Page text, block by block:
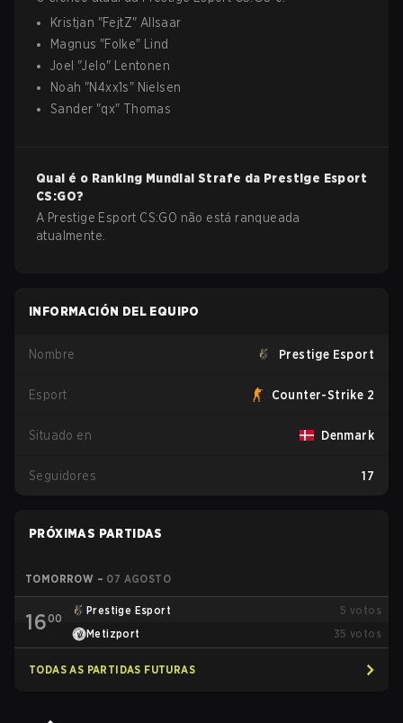
Kristjan "FejtZ" Allsaar
Magnus "Folke"
Lind
Joel "Jelo"
Lentonen
Noah "N4xx1s" Nielsen
Sander "qx" Thomas
Qual é o Ranking Mundial Strafe da Prestige Esport
CS:GO?
A Prestige Esport CS:GO não está ranqueada
atualmente.
INFORMACIÓN DEL EQUIPO
Nombre Prestige Esport
Esport Counter-Strike 2
Situado en Denmark
Seguidores 17
PRÓXIMAS PARTIDAS
TOMORROW – 07 AGOSTO
1600
Prestige Esport 5 votos
Metizport
35 votos
TODAS AS PARTIDAS FUTURAS